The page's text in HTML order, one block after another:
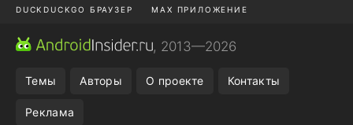
DUCKDUCKGO БРАУЗЕР MAX ПРИЛОЖЕНИЕ
ПРИЛОЖЕНИЯ ANDROID
, 2013—2026
Темы Авторы О проекте Контакты
Реклама